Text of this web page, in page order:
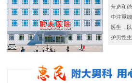
营造和
中注重
医生，
护男性